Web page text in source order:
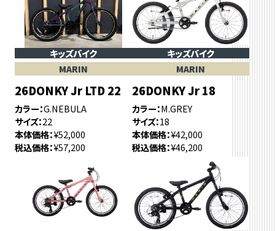
キッズバイク
MARIN
26DONKY Jr LTD 22
カラー G.NEBULA
サイズ 22
本体価格 ¥52,000
税込価格 ¥57,200
キッズバイク
MARIN
26DONKY Jr 18
カラー M.GREY
サイズ 18
本体価格 ¥42,000
税込価格 ¥46,200